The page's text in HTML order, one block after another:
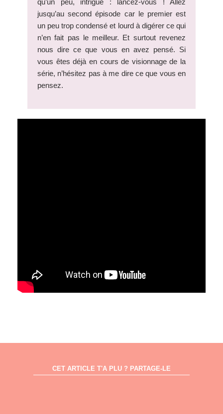
jusqu’au second épisode car le premier est
un peu trop condensé et lourd à digérer ce qui
n’en fait pas le meilleur. Et surtout revenez
nous dire ce que vous en avez pensé. Si
vous êtes déjà en cours de visionnage de la
série, n’hésitez pas à me dire ce que vous en
pensez.
CET ARTICLE T'A PLU ? PARTAGE-LE